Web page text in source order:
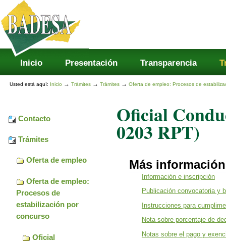
Cambiar
contenido.
Saltar
navegación
Secciones
Inicio Presentación Transparencia
Usted está aquí: Inicio →Trámites →Trámites →Oferta de empleo: Procesos de
Contacto
Trámites
Oferta de empleo
Oferta de empleo:
Procesos de
estabilización por
concurso
Oficial
Oficial
0203 RPT)
Más información
Información e inscripción
Publicación convocatoria y
Instrucciones para
Nota sobre porcentaje de
Notas sobre el pago y